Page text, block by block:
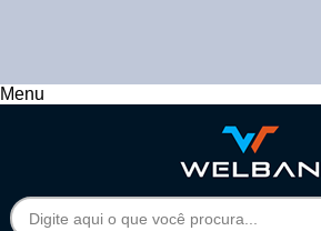
Menu